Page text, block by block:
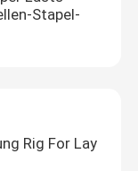
Stapel-
Rig For Lay